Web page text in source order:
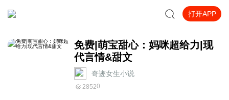
打开APP
免费|萌宝甜心：妈咪超给力|现
代言情&甜文
奇迹女生小说
28520